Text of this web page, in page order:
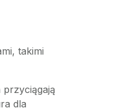
takimi
dla